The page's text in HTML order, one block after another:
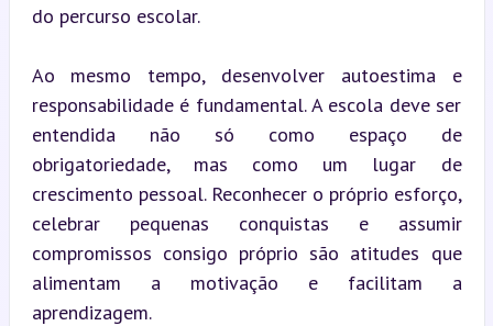
do percurso escolar.
Ao mesmo tempo, desenvolver autoestima e
responsabilidade é fundamental. A escola deve ser
entendida não só como espaço de
obrigatoriedade, mas como um lugar de
crescimento pessoal. Reconhecer o próprio esforço,
celebrar pequenas conquistas e assumir
compromissos consigo próprio são atitudes que
alimentam a motivação e facilitam a
aprendizagem.